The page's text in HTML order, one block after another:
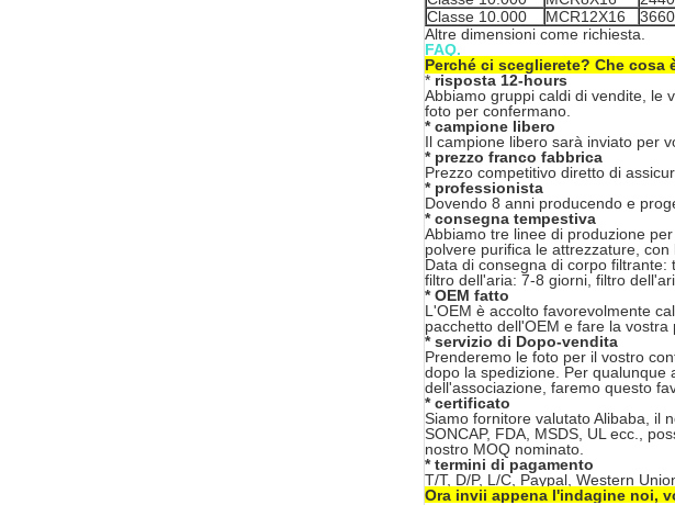
Classe 10.000
MCR12X16
Altre dimensioni come richiesta.
FAQ.
Perché ci sceglierete? Che cosa
* risposta 12-hours
Abbiamo gruppi caldi di vendite, le
foto per confermano.
* campione libero
Il campione libero sarà inviato per
* prezzo franco fabbrica
Prezzo competitivo diretto di
* professionista
Dovendo 8 anni producendo e
* consegna tempestiva
Abbiamo tre linee di produzione
polvere purifica le attrezzature,
Data di consegna di corpo
filtro dell'aria: 7-8 giorni, filtro
* OEM fatto
L'OEM è accolto favorevolmente
pacchetto dell'OEM e fare la
* servizio di Dopo-vendita
Prenderemo le foto per il vostro
dopo la spedizione. Per
dell'associazione, faremo questo
* certificato
Siamo fornitore valutato Alibaba, il
SONCAP, FDA, MSDS, UL ecc.,
nostro MOQ nominato.
* termini di pagamento
T/T, D/P, L/C, Paypal, Western
Ora invii appena l'indagine noi,